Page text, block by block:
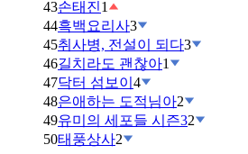
43손태진1
44흑백요리사3
45취사병, 전설이 되다3
46길치라도 괜찮아1
47닥터 섬보이 4
48은애하는 도적님아2
49유미의 세포들 시즌32
50태풍상사2